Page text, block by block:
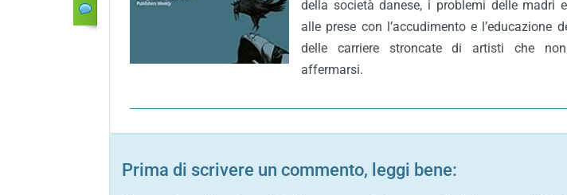
della società danese, i problemi delle madri
alle prese con l’accudimento e l’educazione
delle carriere stroncate di artisti che
affermarsi.
Prima di scrivere un commento, leggi bene: